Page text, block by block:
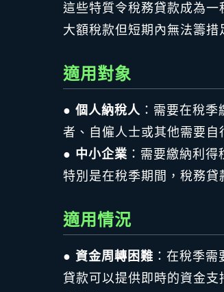
這些特質令稅務貸款成為
大額稅款但短期內無法籌措
適用對象
● 個人納稅人 ：需要在稅
者、自僱人士或其他需要自
● 中小企業 ：需要繳納利
特別是在稅季期間，稅務貸
適用情況
● 資金周轉困難 ：在稅季
貸款可以提供即時的資金